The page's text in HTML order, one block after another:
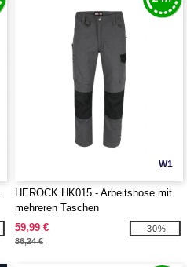
W1
HEROCK HK015 - Arbeitshose mit
mehreren Taschen
59,99 €
86,24 €
-30%